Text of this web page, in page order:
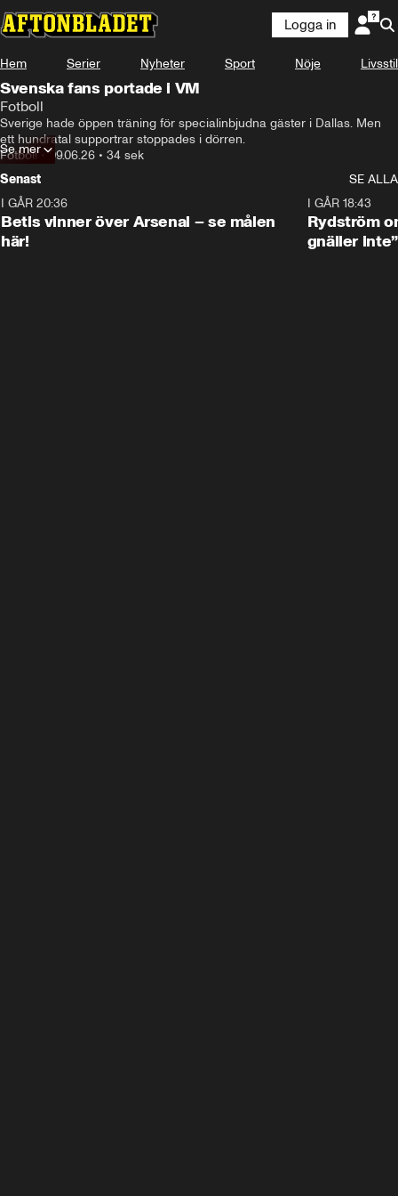
Logga in
Hem Serier Nyheter Sport Nöje Livsstil
Svenska fans portade i VM
Fotboll
Sverige hade öppen träning för specialinbjudna gäster i Dallas. Men
ett hundratal supportrar stoppades i dörren.
Fotboll•09.06.26 • 34 sek
Se mer
Senast
SE ALLA
I GÅR 20:36
Betis vinner över Arsenal – se målen
här!
I GÅR 18:43
Rydström
gnäller inte”